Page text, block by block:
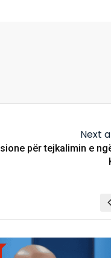
Next
për tejkalimin e